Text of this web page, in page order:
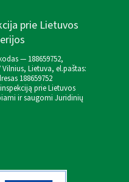
prie Lietuvos
— 188659752,
Vilnius, Lietuva, el.paštas:
188659752
prie Lietuvos
ir saugomi Juridinių